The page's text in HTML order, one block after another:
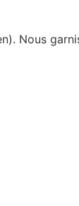
). Nous